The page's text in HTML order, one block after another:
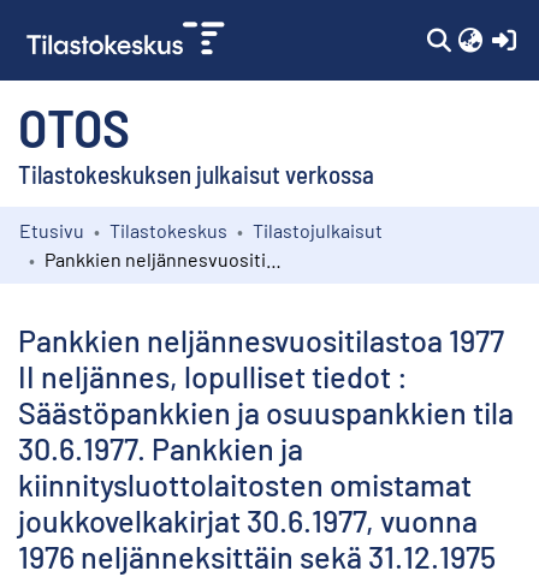
OTOS
Tilastokeskuksen julkaisut verkossa
Kokoelmat
Etusivu Tilastokeskus
Tilastojulkaisut
Pankkien neljännesvuositilastoa 1977
II neljännes, lopulliset tiedot :
Säästöpankkien ja osuuspankkien tila
30.6.1977. Pankkien ja
kiinnitysluottolaitosten omistamat
joukkovelkakirjat 30.6.1977, vuonna
1976 neljänneksittäin sekä 31.12.1975